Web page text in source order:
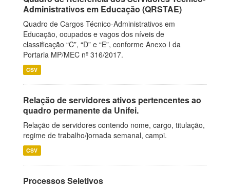
Administrativos em Educação (QRSTAE)
Quadro de Cargos Técnico-Administrativos em
Educação, ocupados e vagos dos níveis de
classificação “C”, “D” e “E”, conforme Anexo I da
Portaria MP/MEC nº 316/2017.
CSV
Relação de servidores ativos pertencentes ao
quadro permanente da Unifei.
Relação de servidores contendo nome, cargo, titulação,
regime de trabalho/jornada semanal, campi.
CSV
Processos Seletivos